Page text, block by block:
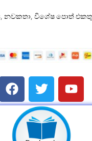
, නවකතා, විශේෂ පොත්